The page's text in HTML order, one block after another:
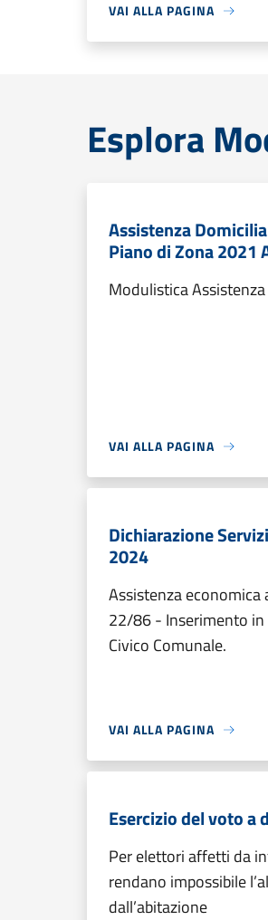
VAI ALLA PAGINA
Esplora
Assistenza
Piano di Zona 2021
Modulistica
VAI ALLA PAGINA
Dichiarazione
2024
Assistenza economica
22/86 - Inserimento
Civico Comunale.
VAI ALLA PAGINA
Esercizio del voto a
Per elettori affetti da
rendano impossibile
dall’abitazione